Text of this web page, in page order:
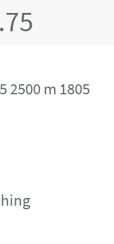
2500 m 1805